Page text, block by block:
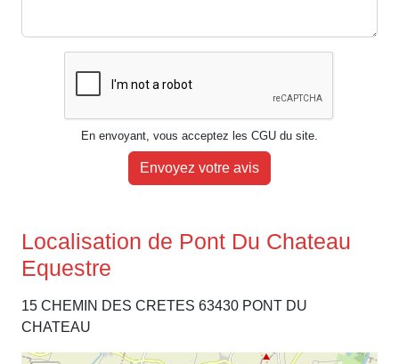
En envoyant, vous acceptez les CGU du site.
Envoyez votre avis
Localisation de Pont Du Chateau
Equestre
15 CHEMIN DES CRETES 63430 PONT DU
CHATEAU